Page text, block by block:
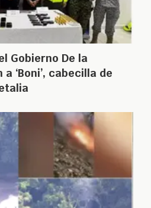
Gobierno De la
‘Boni’, cabecilla de